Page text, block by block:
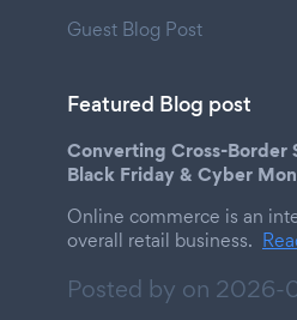
Guest Blog Post
Featured Blog post
Converting Cross-Border
Black Friday & Cyber
Online commerce is an
overall retail business.
Posted by on 2026-